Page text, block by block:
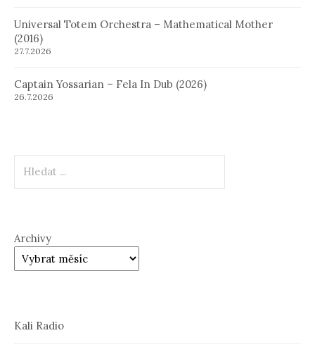
Universal Totem Orchestra – Mathematical Mother
(2016)
27.7.2026
Captain Yossarian – Fela In Dub (2026)
26.7.2026
Archivy
Kali Radio